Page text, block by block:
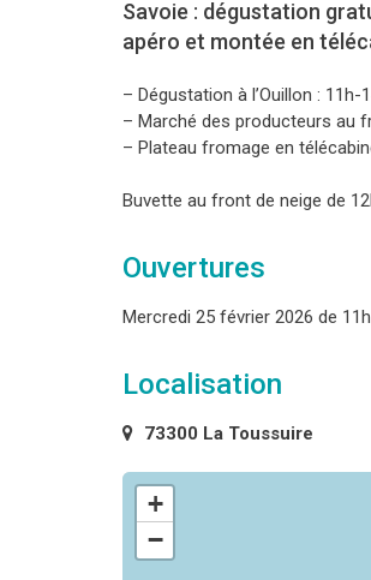
Savoie : dégustation
apéro et montée en
– Dégustation à l’Ouillon : 11h-
– Marché des producteurs au
– Plateau fromage en
Buvette au front de neige de
Ouvertures
Mercredi 25 février 2026 de
Localisation
73300 La Toussuire
+
−